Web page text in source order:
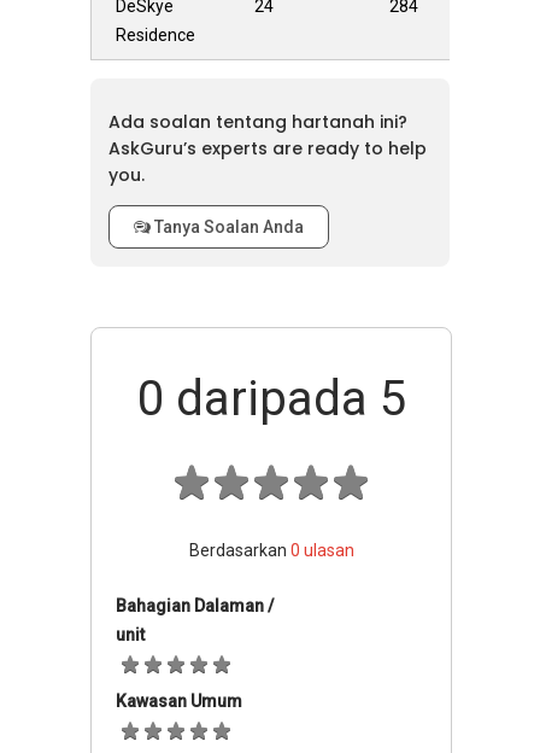
DeSkye
Residence
24 284
Ada soalan tentang hartanah ini?
AskGuru’s experts are ready to help
you.
Tanya Soalan Anda
0 daripada 5
Berdasarkan 0 ulasan
Bahagian Dalaman /
unit
Kawasan Umum